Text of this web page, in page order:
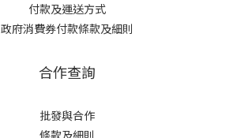
付款及運送方式
政府消費券付款條款及細則
合作查詢
批發與合作
條款及細則